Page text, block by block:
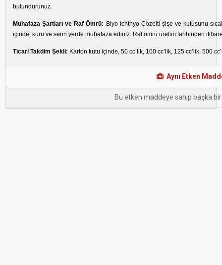
bulundurunuz.
Muhafaza Şartları ve Raf Ömrü: Biyo-Ichthyo Çözelti şişe ve kutusunu
içinde, kuru ve serin yerde muhafaza ediniz. Raf ömrü üretim tarihinden
Ticari Takdim Şekli: Karton kutu içinde, 50 cc’lik, 100 cc’lik, 125 cc’lik, 500
Aynı Etken
Bu etken maddeye sahip başka